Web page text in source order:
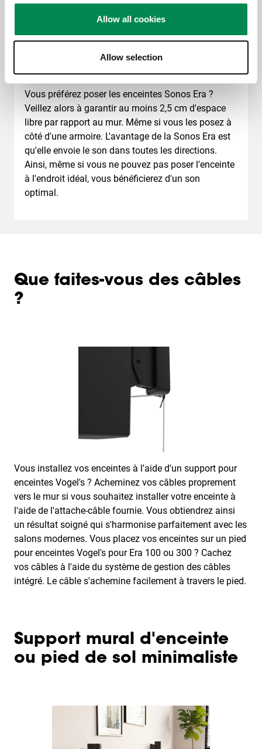
Allow all cookies
Allow selection
Positionnement des
enceintes Sonos Era
Vous préférez poser les enceintes Sonos Era ?
Veillez alors à garantir au moins 2,5 cm d'espace
libre par rapport au mur. Même si vous les posez à
côté d'une armoire. L'avantage de la Sonos Era est
qu'elle envoie le son dans toutes les directions.
Ainsi, même si vous ne pouvez pas poser l'enceinte
à l'endroit idéal, vous bénéficierez d'un son
optimal.
Que faites-vous des câbles
?
Vous installez vos enceintes à l'aide d'un support pour
enceintes Vogel's ? Acheminez vos câbles proprement
vers le mur si vous souhaitez installer votre enceinte à
l'aide de l'attache-câble fournie. Vous obtiendrez ainsi
un résultat soigné qui s'harmonise parfaitement avec les
salons modernes. Vous placez vos enceintes sur un pied
pour enceintes Vogel's pour Era 100 ou 300 ? Cachez
vos câbles à l'aide du système de gestion des câbles
intégré. Le câble s'achemine facilement à travers le pied.
Support mural d'enceinte
ou pied de sol minimaliste